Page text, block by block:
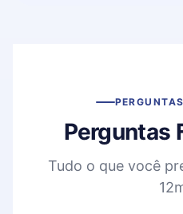
Perguntas
Tudo o que você